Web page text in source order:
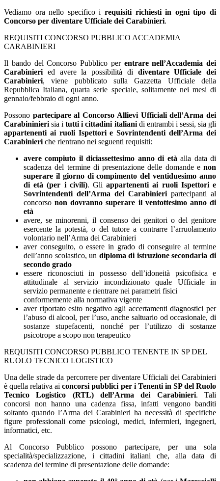
Vediamo ora nello specifico i requisiti richiesti in ogni tipo di
Concorso per diventare Ufficiale dei Carabinieri.
REQUISITI CONCORSO PUBBLICO ACCADEMIA
CARABINIERI
Il bando del Concorso Pubblico per entrare nell’Accademia dei
Carabinieri ed avere la possibilità di diventare Ufficiale dei
Carabinieri, viene pubblicato sulla Gazzetta Ufficiale della
Repubblica Italiana, quarta serie speciale, solitamente nei mesi di
gennaio/febbraio di ogni anno.
Possono partecipare al Concorso Allievi Ufficiali dell’Arma dei
Carabininieri sia itutti i cittadini italianidi entrambi i sessi, sia gli
appartenenti ai ruoli Ispettori e Sovrintendenti dell’Arma dei
Carabinieri che rientrano nei seguenti requisiti:
avere compiuto il diciassettesimo anno di età alla data di
scadenza del termine di presentazione delle domande e non
superare il giorno di compimento del ventiduesimo anno
di età (per i civili). Gliappartenenti ai ruoli Ispettori e
Sovrintendenti dell’Arma dei Carabinieri partecipanti al
concorsonon dovranno superare il ventottesimo anno di
età
avere, se minorenni, il consenso dei genitori o del genitore
esercente la potestà, o del tutore a contrarre l’arruolamento
volontario nell’Arma dei Carabinieri
aver conseguito, o essere in grado di conseguire al termine
dell’anno scolastico, un diploma di istruzione secondaria di
secondo grado
essere riconosciuti in possesso dell’idoneità psicofisica e
attitudinale al servizio incondizionato quale Ufficiale in
servizio permanente e rientrare nei parametri fisici
conformemente alla normativa vigente
aver riportato esito negativo agli accertamenti diagnostici per
l’abuso di alcool, per l’uso, anche saltuario od occasionale, di
sostanze stupefacenti, nonché per l’utilizzo di sostanze
psicotrope a scopo non terapeutico
REQUISITI CONCORSO PUBBLICO TENENTE IN SP DEL
RUOLO TECNICO LOGISTICO
Una delle strade da percorrere per diventare Ufficiali dei Carabinieri
è quella relativa aiconcorsi pubblici per i Tenenti in SP del Ruolo
Tecnico Logistico (RTL) dell’Arma dei Carabinieri. Tali
concorsi non hanno una cadenza fissa, infatti vengono banditi
soltanto quando l’Arma dei Carabinieri ha necessità di specifiche
figure professionali come psicologi, medici, infermieri, ingegneri,
informatici, etc.
Al Concorso Pubblico possono partecipare, per una sola
specialità/specializzazione, i cittadini italiani che, alla data di
scadenza del termine di presentazione delle domande: